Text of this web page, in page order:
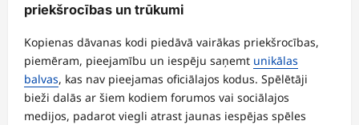
priekšrocības un trūkumi
Kopienas dāvanas kodi piedāvā vairākas priekšrocības,
piemēram, pieejamību un iespēju saņemt unikālas
balvas, kas nav pieejamas oficiālajos kodus. Spēlētāji
bieži dalās ar šiem kodiem forumos vai sociālajos
medijos, padarot viegli atrast jaunas iespējas spēles